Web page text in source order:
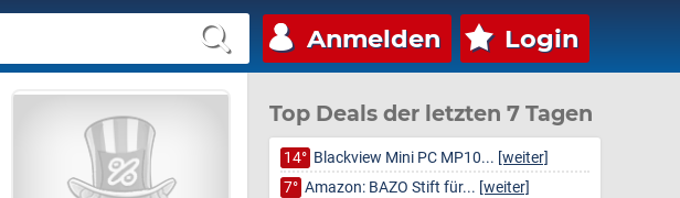
Anmelden Login
Top Deals der letzten 7 Tagen
14° Blackview Mini PC MP10... [weiter]
7° Amazon: BAZO Stift für... [weiter]